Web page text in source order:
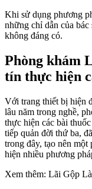
Khi sử dụng phương
những chỉ dẫn của
không đáng có.
Phòng khám
tín thực hiện
Với trang thiết bị hiện
lâu năm trong nghề,
thực hiện các bài
tiếp quản đời thứ ba,
trong đây, tạo nên
hiện nhiều phương
Xem thêm: Lãi Gộp